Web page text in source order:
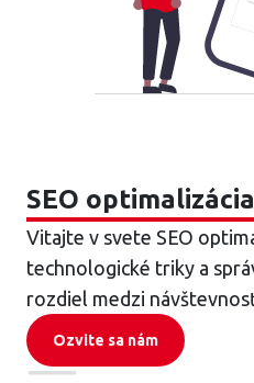
SEO optimalizácia
Vitajte v svete SEO
technologické triky a
rozdiel medzi
Ozvite sa nám